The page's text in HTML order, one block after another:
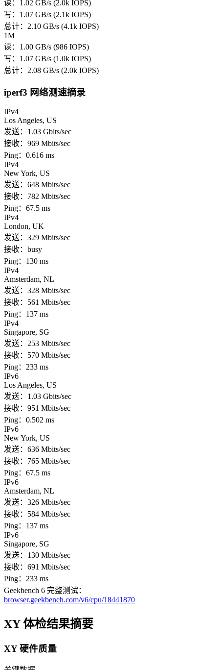
读：1.02 GB/s (2.0k IOPS)
写：1.07 GB/s (2.1k IOPS)
总计：2.10 GB/s (4.1k IOPS)
1M
读：1.00 GB/s (986 IOPS)
写：1.07 GB/s (1.0k IOPS)
总计：2.08 GB/s (2.0k IOPS)
iperf3 网络测速摘录
IPv4
Los Angeles, US
发送：1.03 Gbits/sec
接收：969 Mbits/sec
Ping：0.616 ms
IPv4
New York, US
发送：648 Mbits/sec
接收：782 Mbits/sec
Ping：67.5 ms
IPv4
London, UK
发送：329 Mbits/sec
接收：busy
Ping：130 ms
IPv4
Amsterdam, NL
发送：328 Mbits/sec
接收：561 Mbits/sec
Ping：137 ms
IPv4
Singapore, SG
发送：253 Mbits/sec
接收：570 Mbits/sec
Ping：233 ms
IPv6
Los Angeles, US
发送：1.03 Gbits/sec
接收：951 Mbits/sec
Ping：0.502 ms
IPv6
New York, US
发送：636 Mbits/sec
接收：765 Mbits/sec
Ping：67.5 ms
IPv6
Amsterdam, NL
发送：326 Mbits/sec
接收：584 Mbits/sec
Ping：137 ms
IPv6
Singapore, SG
发送：130 Mbits/sec
接收：691 Mbits/sec
Ping：233 ms
Geekbench 6 完整测试：
browser.geekbench.com/v6/cpu/18441870
XY 体检结果摘要
XY 硬件质量